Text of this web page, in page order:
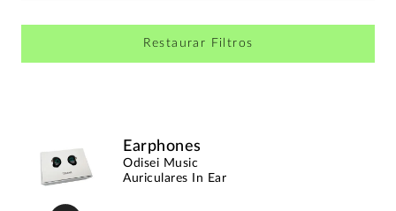
Restaurar Filtros
Earphones
Odisei Music
Auriculares In Ear